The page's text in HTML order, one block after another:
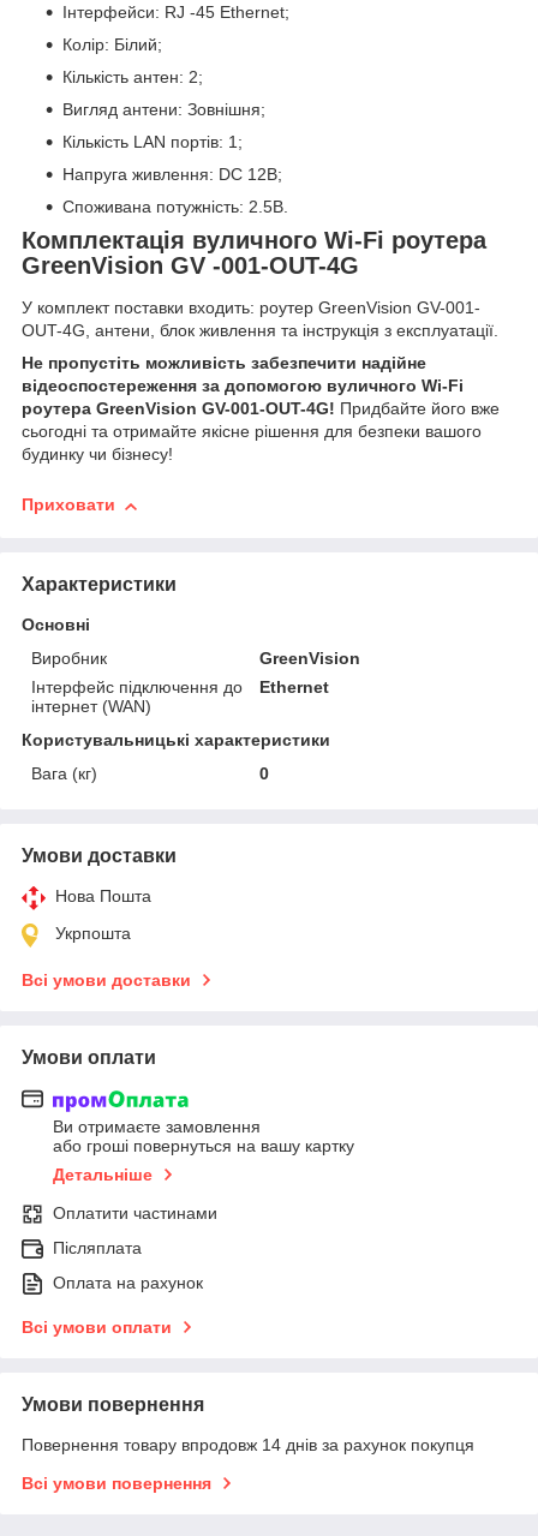
Інтерфейси: RJ -45 Ethernet;
Колір: Білий;
Кількість антен: 2;
Вигляд антени: Зовнішня;
Кількість LAN портів: 1;
Напруга живлення: DC 12В;
Споживана потужність: 2.5В.
Комплектація вуличного Wi-Fi роутера
GreenVision GV -001-OUT-4G
У комплект поставки входить: роутер GreenVision GV-001-
OUT-4G, антени, блок живлення та інструкція з експлуатації.
Не пропустіть можливість забезпечити надійне
відеоспостереження за допомогою вуличного Wi-Fi
роутера GreenVision GV-001-OUT-4G! Придбайте його вже
сьогодні та отримайте якісне рішення для безпеки вашого
будинку чи бізнесу!
Приховати
Характеристики
Основні
Виробник
GreenVision
Інтерфейс підключення до
інтернет (WAN)
Ethernet
Користувальницькі характеристики
Вага (кг)
0
Умови доставки
Нова Пошта
Укрпошта
Всі умови доставки
Умови оплати
Ви отримаєте замовлення
або гроші повернуться на вашу картку
Детальніше
Оплатити частинами
Післяплата
Оплата на рахунок
Всі умови оплати
Умови повернення
Повернення товару впродовж 14 днів за рахунок покупця
Всі умови повернення